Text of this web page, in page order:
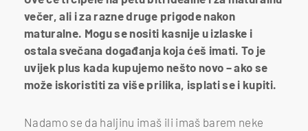
večer, ali i za razne druge prigode nakon
maturalne. Mogu se nositi kasnije u izlaske i
ostala svečana događanja koja ćeš imati. To je
uvijek plus kada kupujemo nešto novo – ako se
može iskoristiti za više prilika, isplati se i kupiti.
Nadamo se da haljinu imaš ili imaš barem neke